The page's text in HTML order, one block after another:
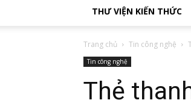
THƯ VIỆN KIẾN THỨC
Trang chủ Tin công nghệ
Tin công nghệ
Thẻ